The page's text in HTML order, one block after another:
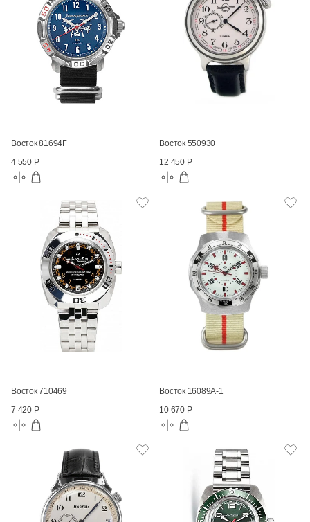
Восток 81694Г
4 550 Р
Восток 550930
12 450 Р
Восток 710469
7 420 Р
Восток 16089А-1
10 670 Р